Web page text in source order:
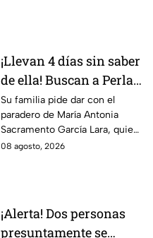
¡Llevan 4 días sin saber
de ella! Buscan a Perla
Alejandra Martín del
Campo Medina,
desaparecida en
Guanajuato
Su familia pide dar con el
paradero de María Antonia
Sacramento García Lara, quien
fue vista por última vez el 4 de
08 agosto, 2026
¡Alerta! Dos personas
presuntamente se